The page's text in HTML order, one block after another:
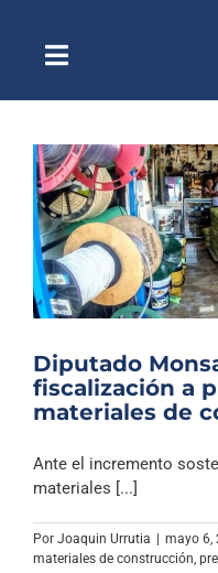
contenidoToggle
Navigation
Escuchar
Diputado
fiscalización a
materiales de
Ante el incremento
materiales [...]
Por Joaquin Urrutia | mayo 6,
materiales de construcción